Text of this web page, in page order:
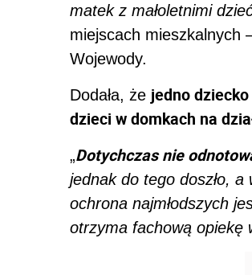
matek z małoletnimi
miejscach mieszkalnych
Wojewody.
Dodała, że jedno
dzieci w domkach na
„Dotychczas nie
jednak do tego doszło,
ochrona najmłodszych
otrzyma fachową opiekę